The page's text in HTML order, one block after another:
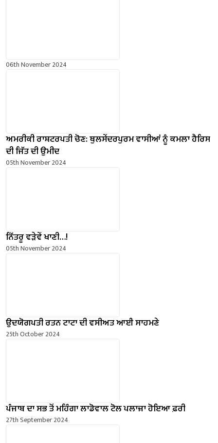
06th November 2024
ਅਮਰੀਕੀ ਰਾਸ਼ਟਰਪਤੀ ਚੋਣ: ਥੁਲਸੇਂਦਰਪੁਰਮ ਵਾਸੀਆਂ ਨੂੰ ਕਮਲਾ ਹੈਰਿਸ
ਦੀ ਜਿੱਤ ਦੀ ਉਮੀਦ
05th November 2024
ਨਿੱਤਰੂ ਵੜੇਵੇਂ ਖਾਣੀ…!
05th November 2024
ਉਦਯੋਗਪਤੀ ਰਤਨ ਟਾਟਾ ਦੀ ਵਸੀਅਤ ਆਈ ਸਾਹਮਣੇ
25th October 2024
ਪੰਜਾਬ ਦਾ ਸਭ ਤੋਂ ਮਹਿੰਗਾ ਲਾਡੋਵਾਲ ਟੋਲ ਪਲਾਜ਼ਾ ਹੋਇਆ ਫ਼ਰੀ
27th September 2024